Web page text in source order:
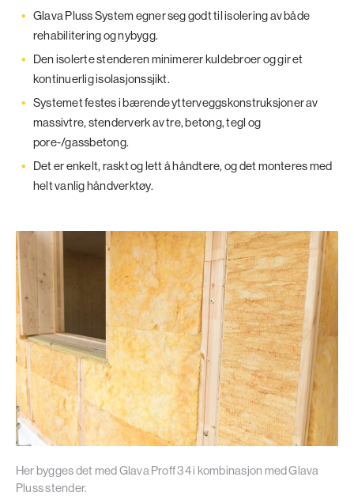
Glava Pluss System egner seg godt til isolering av både
rehabilitering og nybygg.
Den isolerte stenderen minimerer kuldebroer og gir et
kontinuerlig isolasjonssjikt.
Systemet festes i bærende ytterveggskonstruksjoner av
massivtre, stenderverk av tre, betong, tegl og
pore-/gassbetong.
Det er enkelt, raskt og lett å håndtere, og det monteres med
helt vanlig håndverktøy.
Her bygges det med Glava Proff 34 i kombinasjon med Glava
Pluss stender.